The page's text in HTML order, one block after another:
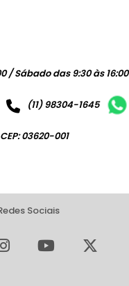
/ Sábado das 9:30 às 16:00
(11) 98304-1645
03620-001
Sociais